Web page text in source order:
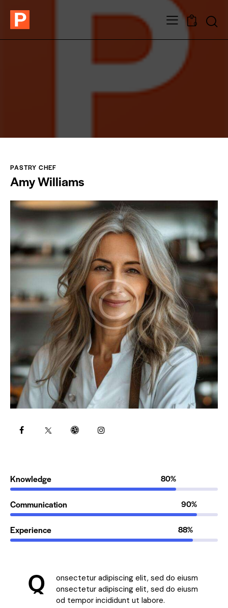
0
PASTRY CHEF
Amy Williams
Knowledge 80%
Communication 90%
Experience 88%
Q
onsectetur adipiscing elit, sed do eiusm
onsectetur adipiscing elit, sed do eiusm
od tempor incididunt ut labore.